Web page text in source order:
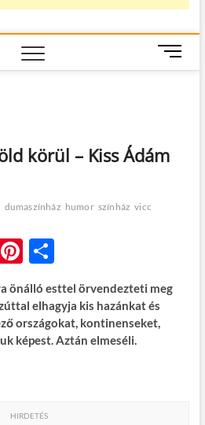
M
e
t
körül – Kiss Ádám
dumaszínház humor színház vicc
Pi
nt
er
es
t
O
ss
za
m
e
önálló esttel örvendezteti meg
elhagyja kis hazánkat és
országokat, kontinenseket,
képest. Aztán elmeséli.
HIRDETÉS